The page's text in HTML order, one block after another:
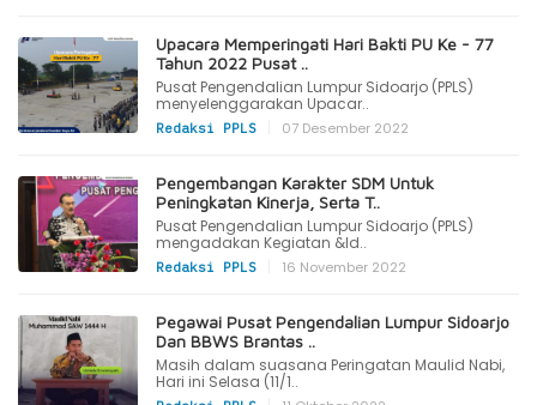
Upacara Memperingati Hari Bakti PU Ke - 77
Tahun 2022 Pusat ..
Pusat Pengendalian Lumpur Sidoarjo (PPLS)
menyelenggarakan Upacar..
Redaksi PPLS 07 Desember 2022
Pengembangan Karakter SDM Untuk
Peningkatan Kinerja, Serta T..
Pusat Pengendalian Lumpur Sidoarjo (PPLS)
mengadakan Kegiatan &ld..
Redaksi PPLS 16 November 2022
Pegawai Pusat Pengendalian Lumpur Sidoarjo
Dan BBWS Brantas ..
Masih dalam suasana Peringatan Maulid Nabi,
Hari ini Selasa (11/1..